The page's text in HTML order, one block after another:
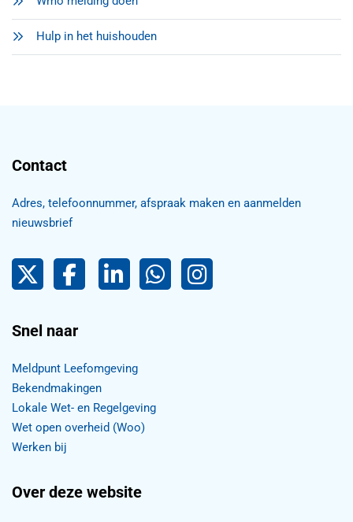
Hulp in het huishouden
Contact
Adres, telefoonnummer, afspraak maken en aanmelden
nieuwsbrief
Pijnacker-Nootdorp op Twitter
FacebookLinkedIn Pijnacker-Nootdorp,
Pijnacker-Nootdorp WhatsApp
Snel naar
Meldpunt Leefomgeving
Bekendmakingen
Lokale Wet- en Regelgeving
Wet open overheid (Woo)
Werken bij
Over deze website